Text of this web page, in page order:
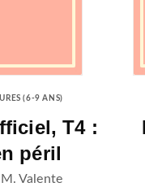
(6-9 ANS)
T4 :
péril
Valente